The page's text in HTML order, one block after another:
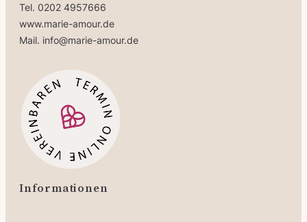
Tel. 0202 4957666
www.marie-amour.de
Mail. info@marie-amour.de
Informationen